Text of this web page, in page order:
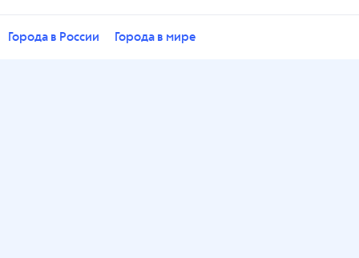
Города в России Города в мире